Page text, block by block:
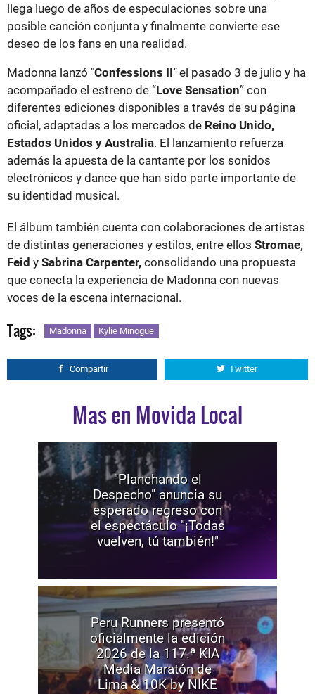
llega luego de años de especulaciones sobre una
posible canción conjunta y finalmente convierte ese
deseo de los fans en una realidad.
Madonna lanzó "Confessions II"el pasado 3 de julio y ha
acompañado el estreno de “Love Sensation” con
diferentes ediciones disponibles a través de su página
oficial, adaptadas a los mercados de Reino Unido,
Estados Unidos y Australia. El lanzamiento refuerza
además la apuesta de la cantante por los sonidos
electrónicos y dance que han sido parte importante de
su identidad musical.
El álbum también cuenta con colaboraciones de artistas
de distintas generaciones y estilos, entre ellos Stromae,
Feid y Sabrina Carpenter, consolidando una propuesta
que conecta la experiencia de Madonna con nuevas
voces de la escena internacional.
Tags: Madonna Kylie Minogue
Compartir Twitter
Mas en Movida Local
"Planchando el
Despecho" anuncia su
esperado regreso con
el espectáculo "¡Todas
vuelven, tú también!"
Peru Runners presentó
oficialmente la edición
2026 de la 117.ª KIA
Media Maratón de
Lima & 10K by NIKE